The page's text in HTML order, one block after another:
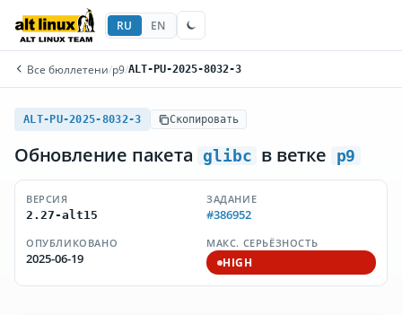
RU EN
Все бюллетени/p9/ALT-PU-2025-8032-3
ALT-PU-2025-8032-3 Скопировать
Обновление пакета glibc в ветке p9
ВЕРСИЯ
2.27-alt15
ЗАДАНИЕ
#386952
ОПУБЛИКОВАНО
2025-06-19
МАКС. СЕРЬЁЗНОСТЬ
HIGH